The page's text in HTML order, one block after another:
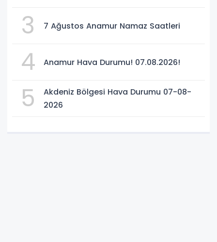
3
7 Ağustos Anamur Namaz Saatleri
4 Anamur Hava Durumu! 07.08.2026!
5
Akdeniz Bölgesi Hava Durumu 07-08-
2026